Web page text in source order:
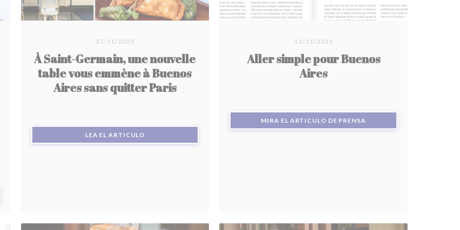
VENTANA))
27/11/2025
À Saint-Germain, une nouvelle
table vous emmène à Buenos
Aires sans quitter Paris
LEA EL ARTICULO
13/11/2025
Aller simple pour Buenos
Aires
MIRA EL ARTICULO DE PRENSA